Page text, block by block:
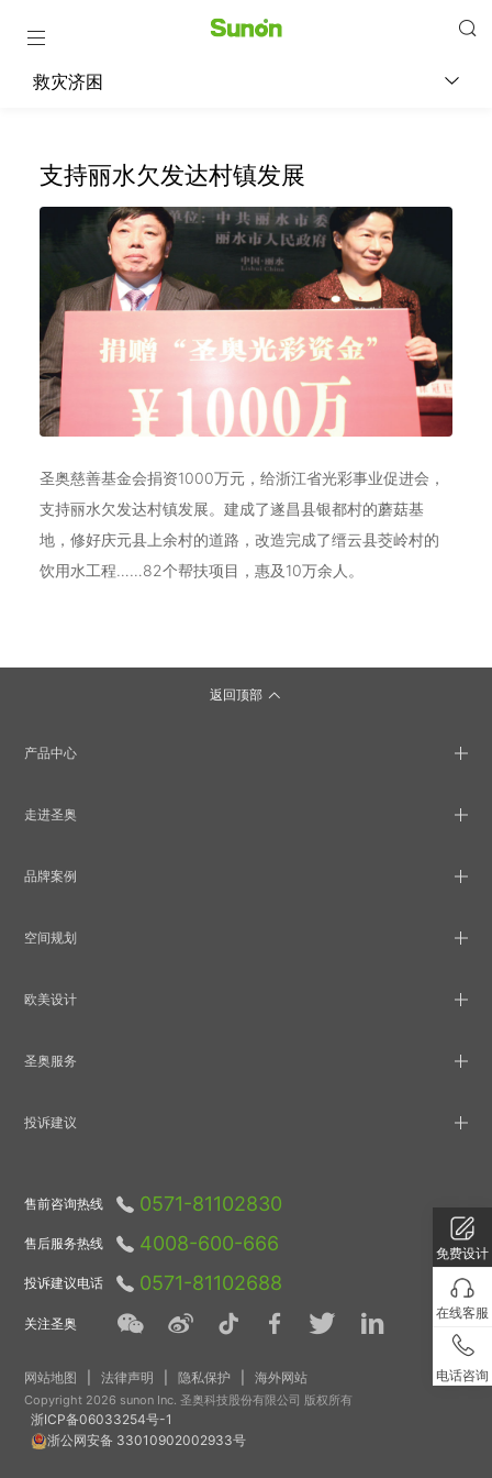
救灾济困
支持丽水欠发达村镇发展
圣奥慈善基金会捐资1000万元，给浙江省光彩事业促进会，
支持丽水欠发达村镇发展。建成了遂昌县银都村的蘑菇基
地，修好庆元县上余村的道路，改造完成了缙云县茭岭村的
饮用水工程……82个帮扶项目，惠及10万余人。
免费设计
在线客服
电话咨询
返回顶部
产品中心
走进圣奥
品牌案例
空间规划
欧美设计
圣奥服务
投诉建议
售前咨询热线 0571-81102830
售后服务热线 4008-600-666
投诉建议电话 0571-81102688
关注圣奥
网站地图 法律声明 隐私保护 海外网站
Copyright 2026 sunon Inc. 圣奥科技股份有限公司 版权所有
浙ICP备06033254号-1
浙公网安备 33010902002933号